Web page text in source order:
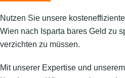
Nutzen Sie unsere
Wien nach Isparta bares Geld zu
verzichten zu müssen.
Mit unserer Expertise und